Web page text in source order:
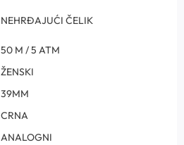
NEHRĐAJUĆI ČELIK
50 M / 5 ATM
ŽENSKI
39MM
CRNA
ANALOGNI